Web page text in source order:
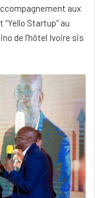
aux
Startup” au
de l’hôtel Ivoire sis